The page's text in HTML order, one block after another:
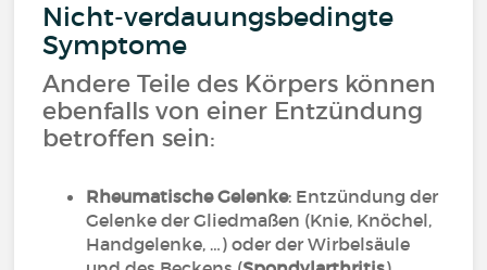
Nicht-verdauungsbedingte
Symptome
Andere Teile des Körpers können
ebenfalls von einer Entzündung
betroffen sein:
Rheumatische Gelenke: Entzündung der
Gelenke der Gliedmaßen (Knie, Knöchel,
Handgelenke, …) oder der Wirbelsäule